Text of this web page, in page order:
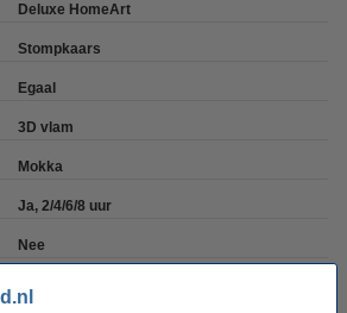
Deluxe HomeArt
Stompkaars
Egaal
3D vlam
Mokka
Ja, 2/4/6/8 uur
Nee